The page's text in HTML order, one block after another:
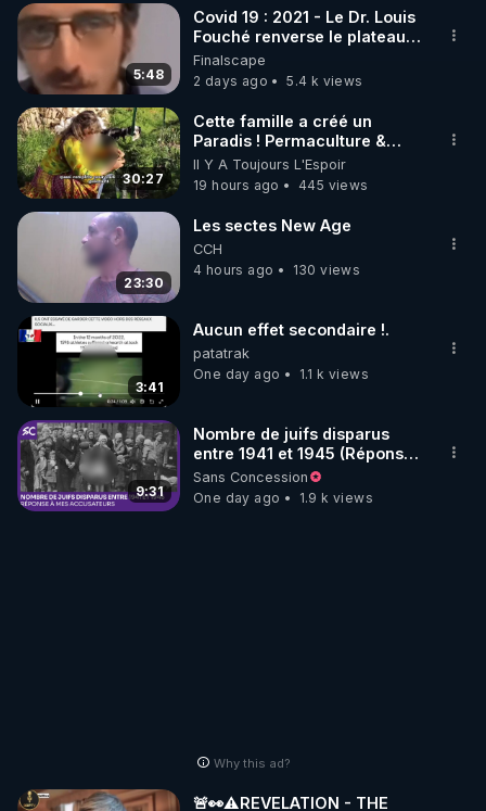
▶ 30 jours gratuit sur l’application de méditation et
de bien-être ENVOL :
Rendez-vous sur https://www.envol.app/code
le code : REGENERE
5:48
Covid 19 : 2021 - Le Dr. Louis
Fouché renverse le plateau
de CNews !
Finalscape
2 days ago
5.4 k views
30:27
Cette famille a créé un
Paradis ! Permaculture &
Autonomie
Il Y A Toujours L'Espoir
19 hours ago
445 views
23:30
Les sectes New Age
CCH
4 hours ago
130 views
3:41
Aucun effet secondaire !.
patatrak
One day ago
1.1 k views
9:31
Nombre de juifs disparus
entre 1941 et 1945 (Réponse
à mes accusateurs)
Sans Concession
One day ago
1.9 k views
Why this ad?
🚨👀⚠️REVELATION - THE